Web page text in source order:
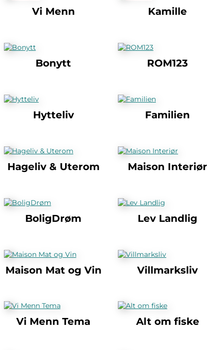
Vi Menn Kamille
Bonytt ROM123
Hytteliv Familien
Hageliv & Uterom Maison Interiør
BoligDrøm Lev Landlig
Maison Mat og Vin Villmarksliv
Vi Menn Tema Alt om fiske